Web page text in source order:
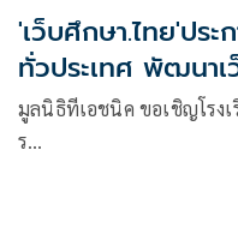
'เว็บศึกษา.ไทย'ประ
ทั่วประเทศ พัฒนาเ
ตนเอง
มูลนิธิทีเอชนิค ขอเชิญโรง
ร…